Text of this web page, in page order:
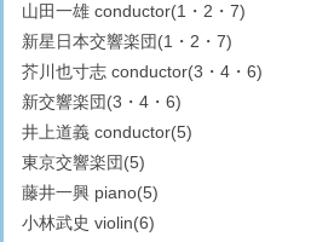
山田一雄 conductor(1・2・7)
新星日本交響楽団(1・2・7)
芥川也寸志 conductor(3・4・6)
新交響楽団(3・4・6)
井上道義 conductor(5)
東京交響楽団(5)
藤井一興 piano(5)
小林武史 violin(6)